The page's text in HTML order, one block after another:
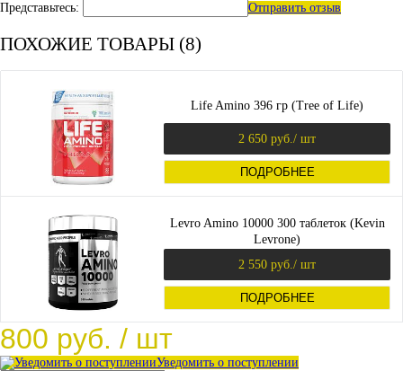
Представьтесь: Отправить отзыв
ПОХОЖИЕ ТОВАРЫ (8)
Life Amino 396 гр (Tree of Life)
2 650 руб. / шт
ПОДРОБНЕЕ
Levro Amino 10000 300 таблеток (Kevin
Levrone)
2 550 руб. / шт
ПОДРОБНЕЕ
800 руб. / шт
Уведомить о поступлении